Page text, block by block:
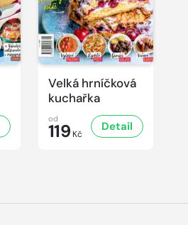
Velká hrníčková
kuchařka
od
119 Kč
Detail